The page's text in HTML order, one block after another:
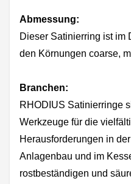
Abmessung:
Dieser Satinierring ist im
den Körnungen coarse,
Branchen:
RHODIUS Satinierringe
Werkzeuge für die
Herausforderungen in
Anlagenbau und im
rostbeständigen und